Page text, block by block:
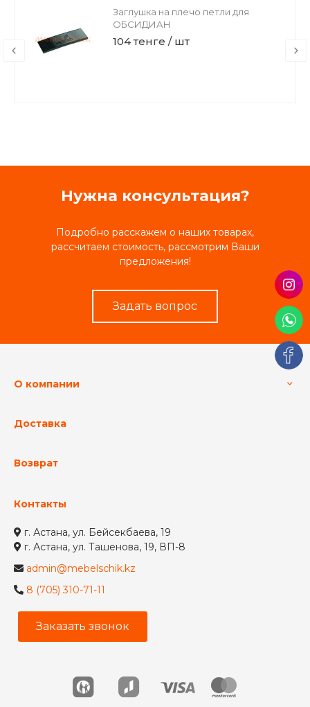
Заглушка на плечо петли для
ОБСИДИАН
104 тенге / шт
Нужна консультация?
Подробно расскажем о наших товарах,
рассчитаем стоимость, рассмотрим Ваши
предложения!
Задать вопрос
О компании
Доставка
Возврат
Контакты
г. Астана, ул. Бейсекбаева, 19
г. Астана, ул. Ташенова, 19, ВП-8
admin@mebelschik.kz
8 (705) 310-71-11
Заказать звонок